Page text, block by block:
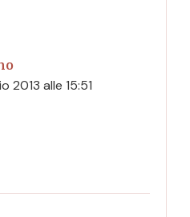
2013 alle 15:51